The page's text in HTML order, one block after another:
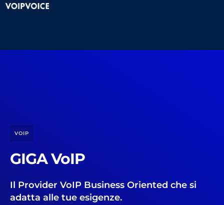
VOIP
GIGA VoIP
Il Provider VoIP Business Oriented che si
adatta alle tue esigenze.